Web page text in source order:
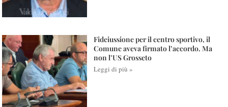
Fideiussione per il centro sportivo, il
Comune aveva firmato l’accordo. Ma
non l’US Grosseto
Leggi di più »